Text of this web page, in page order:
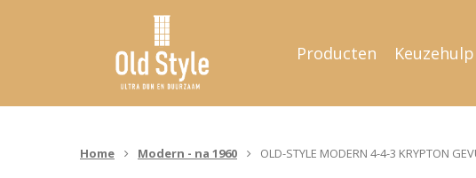
Producten Keuzehulp
Home Modern - na 1960 OLD-STYLE MODERN 4-4-3 KRYPTON